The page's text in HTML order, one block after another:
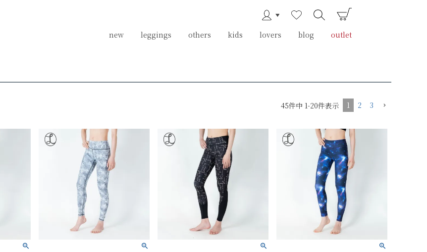
new leggings others kids lovers blog outlet
new leggings others kids lovers blog outlet
45件中 1-20件表示 1 2 3